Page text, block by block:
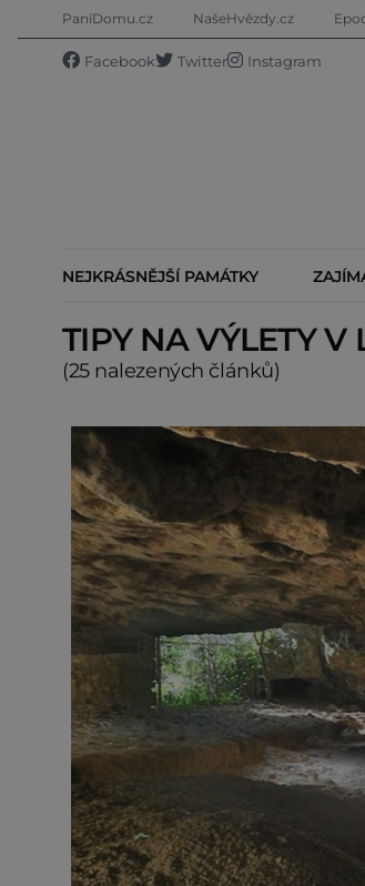
PaníDomu.cz NašeHvězdy.cz
Facebook Twitter Instagram
NEJKRÁSNĚJŠÍ PAMÁTKY
TIPY NA VÝLETY V
(25 nalezených článků)